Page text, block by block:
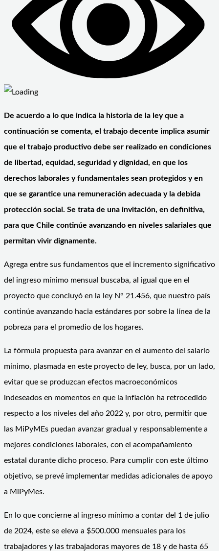
De acuerdo a lo que indica la historia de la ley que a
continuación se comenta, el trabajo decente implica asumir
que el trabajo productivo debe ser realizado en condiciones
de libertad, equidad, seguridad y dignidad, en que los
derechos laborales y fundamentales sean protegidos y en
que se garantice una remuneración adecuada y la debida
protección social. Se trata de una invitación, en definitiva,
para que Chile continúe avanzando en niveles salariales que
permitan vivir dignamente.
Agrega entre sus fundamentos que el incremento significativo
del ingreso mínimo mensual buscaba, al igual que en el
proyecto que concluyó en la ley N° 21.456, que nuestro país
continúe avanzando hacia estándares por sobre la línea de la
pobreza para el promedio de los hogares.
La fórmula propuesta para avanzar en el aumento del salario
mínimo, plasmada en este proyecto de ley, busca, por un lado,
evitar que se produzcan efectos macroeconómicos
indeseados en momentos en que la inflación ha retrocedido
respecto a los niveles del año 2022 y, por otro, permitir que
las MiPyMEs puedan avanzar gradual y responsablemente a
mejores condiciones laborales, con el acompañamiento
estatal durante dicho proceso. Para cumplir con este último
objetivo, se prevé implementar medidas adicionales de apoyo
a MiPyMes.
En lo que concierne al ingreso mínimo a contar del 1 de julio
de 2024, este se eleva a $500.000 mensuales para los
trabajadores y las trabajadoras mayores de 18 y de hasta 65